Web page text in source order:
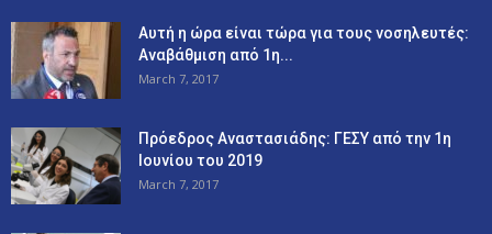
Αυτή η ώρα είναι τώρα για τους νοσηλευτές:
Αναβάθμιση από 1η...
March 7, 2017
Πρόεδρος Αναστασιάδης: ΓΕΣΥ από την 1η
Ιουνίου του 2019
March 7, 2017